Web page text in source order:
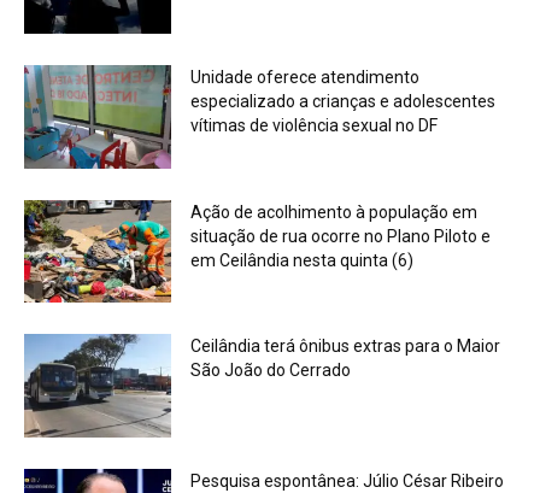
Unidade oferece atendimento
especializado a crianças e adolescentes
vítimas de violência sexual no DF
Ação de acolhimento à população em
situação de rua ocorre no Plano Piloto e
em Ceilândia nesta quinta (6)
Ceilândia terá ônibus extras para o Maior
São João do Cerrado
Pesquisa espontânea: Júlio César Ribeiro